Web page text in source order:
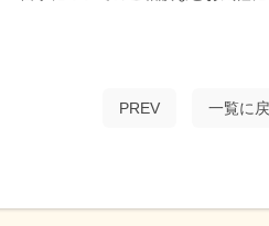
PREV 一覧に